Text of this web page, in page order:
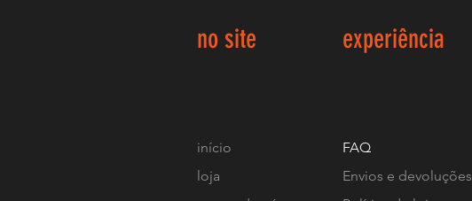
no site experiência
início
loja
FAQ
Envios e devoluções